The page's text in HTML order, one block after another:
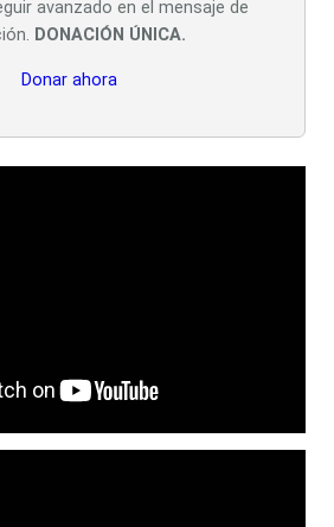
avanzado en el mensaje de
DONACIÓN ÚNICA.
Donar ahora